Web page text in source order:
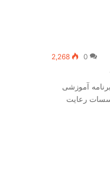
0
2,268
آموزشی
رعایت